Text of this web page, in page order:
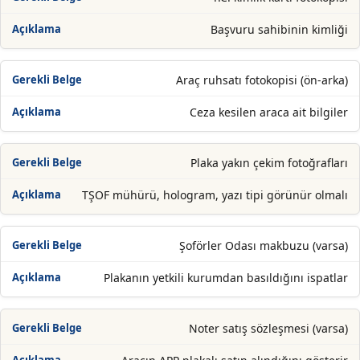
Başvuru sahibinin kimliği
Araç ruhsatı fotokopisi (ön-arka)
Ceza kesilen araca ait bilgiler
Plaka yakın çekim fotoğrafları
TŞOF mühürü, hologram, yazı tipi görünür olmalı
Şoförler Odası makbuzu (varsa)
Plakanın yetkili kurumdan basıldığını ispatlar
Noter satış sözleşmesi (varsa)